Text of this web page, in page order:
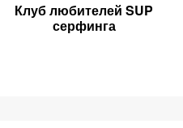
Клуб любителей SUP
серфинга